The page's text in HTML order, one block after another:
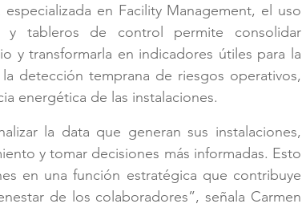
en Facility Management, el uso
y tableros de control permite consolidar
y transformarla en indicadores útiles para la
detección temprana de riesgos operativos,
energética de las instalaciones.
la data que generan sus instalaciones,
y tomar decisiones más informadas. Esto
en una función estratégica que contribuye
de los colaboradores”, señala Carmen